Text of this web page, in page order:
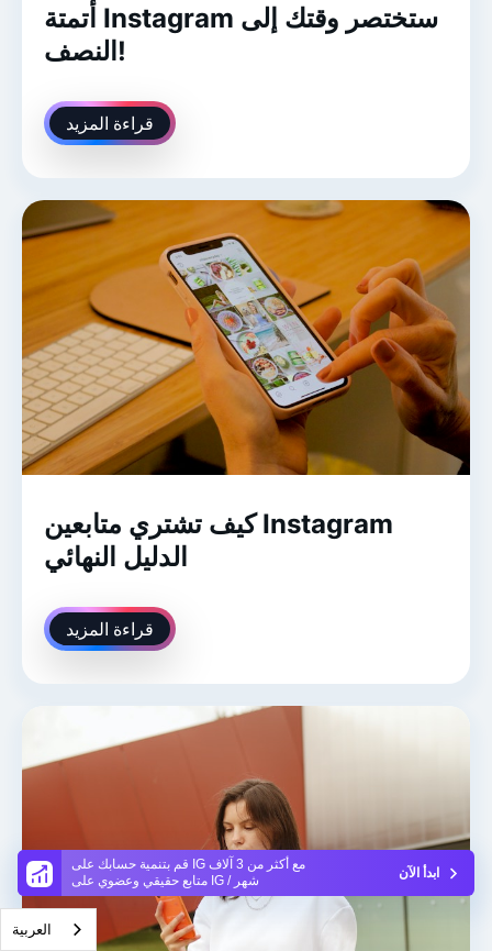
قم بتنمية حسابك على IG مع أكثر من 3 آلاف
متابع حقيقي وعضوي على IG / شهر
ابدأ الآن
أتمتة Instagram ستختصر وقتك إلى
النصف!
قراءة المزيد
كيف تشتري متابعين Instagram
الدليل النهائي
قراءة المزيد
العربية‏